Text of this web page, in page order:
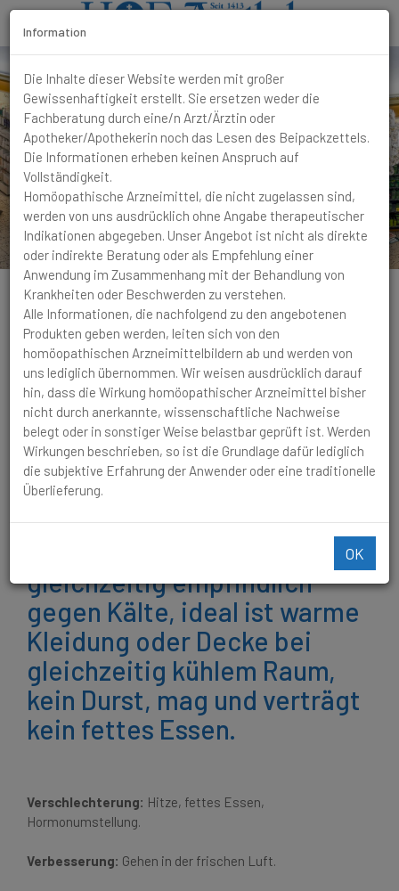
Husten
Sekret gelblich, dickflüssig und nicht
reizend. Erträgt keine Hitze, ist aber gleichzeitig
empfindlich gegen Kälte, ideal ist warme Kleidung oder
Decke bei gleichzeitig kühlem Raum, kein Durst, mag und
verträgt kein fettes Essen.
Sekret gelblich, dickflüssig
und nicht reizend. Erträgt
gleichzeitig empfindlich
gegen Kälte, ideal ist warme
Kleidung oder Decke bei
gleichzeitig kühlem Raum,
kein Durst, mag und verträgt
kein fettes Essen.
Verschlechterung: Hitze, fettes Essen,
Hormonumstellung.
Verbesserung: Gehen in der frischen Luft.
Information
Die Inhalte dieser Website werden mit großer
Gewissenhaftigkeit erstellt. Sie ersetzen weder die
Fachberatung durch eine/n Arzt/Ärztin oder
Apotheker/Apothekerin noch das Lesen des Beipackzettels.
Die Informationen erheben keinen Anspruch auf
Vollständigkeit.
Homöopathische Arzneimittel, die nicht zugelassen sind,
werden von uns ausdrücklich ohne Angabe therapeutischer
Indikationen abgegeben. Unser Angebot ist nicht als direkte
oder indirekte Beratung oder als Empfehlung einer
Anwendung im Zusammenhang mit der Behandlung von
Krankheiten oder Beschwerden zu verstehen.
Alle Informationen, die nachfolgend zu den angebotenen
Produkten geben werden, leiten sich von den
homöopathischen Arzneimittelbildern ab und werden von
uns lediglich übernommen. Wir weisen ausdrücklich darauf
hin, dass die Wirkung homöopathischer Arzneimittel bisher
nicht durch anerkannte, wissenschaftliche Nachweise
belegt oder in sonstiger Weise belastbar geprüft ist. Werden
Wirkungen beschrieben, so ist die Grundlage dafür lediglich
die subjektive Erfahrung der Anwender oder eine traditionelle
Überlieferung.
OK